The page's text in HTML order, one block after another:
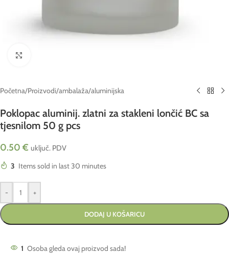
Početna/Proizvodi/ambalaža/aluminijska
Poklopac aluminij. zlatni za stakleni lončić BC sa
tjesnilom 50 g pcs
0.50 € uključ. PDV
3 Items sold in last 30 minutes
- +
DODAJ U KOŠARICU
1 Osoba gleda ovaj proizvod sada!